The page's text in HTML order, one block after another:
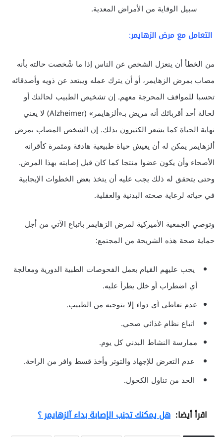
سبيل الوقاية من الأمراض المعدية.
التعامل مع مرض الزهايمر:
من الخطأ أن ينعزل الشخص عن الناس إذا ما شُخصت حالته بأنه
مصاب بمرض الزهايمر، أو أن يترك عمله ويبتعد عن ذويه وأصدقائه
تحسبا للمواقف المحرجة معهم. إن تشخيص الطبيب لحالتك أو
لحالة أحد أقربائك أنه مريض بـ«ألزهايمر» (Alzheimer) لا يعني
نهاية الحياة كما يشعر الكثيرون بذلك. إن الشخص المصاب بمرض
ألزهايمر يمكن له أن يعيش حياة طبيعية هادفة ومثمرة كأقرانه
الأصحاء وأن يكون عضوا منتجا كما كان قبل إصابته بهذا المرض.
وحتى يتحقق له ذلك يجب عليه أن يتخذ بعض الخطوات الإيجابية
في حياته لرعاية صحته البدنية والعقلية.
وتوصي الجمعية الأميركية لمرض الزهايمر باتباع الآتي من أجل
حماية صحة هذه الشريحة من المجتمع:
يجب عليهم القيام بعمل الفحوصات الطبية الدورية ومعالجة
أي اضطراب أو خلل يطرأ عليه.
عدم تعاطي أي دواء إلا بتوجيه من الطبيب.
اتباع نظام غذائي صحي.
ممارسة النشاط البدني كل يوم.
عدم التعرض للإجهاد والتوتر وأخذ قسط وافر من الراحة.
الحد من تناول الكحول.
اقرأ أيضا: هل يمكنك تجنب الإصابة بداء آلزهايمر ؟